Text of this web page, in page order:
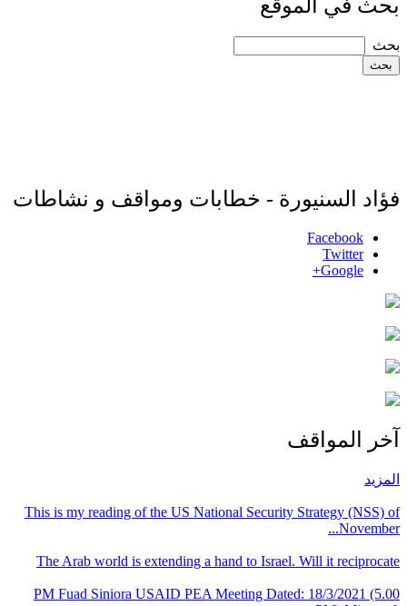
بحث في الموقع
‏بحث ‏
فؤاد السنيورة - خطابات ومواقف و نشاطات
Facebook
Twitter
Google+
آخر المواقف
المزيد
This is my reading of the US National Security Strategy (NSS) of
November...
The Arab world is extending a hand to Israel. Will it reciprocate
PM Fuad Siniora USAID PEA Meeting Dated: 18/3/2021 (5.00